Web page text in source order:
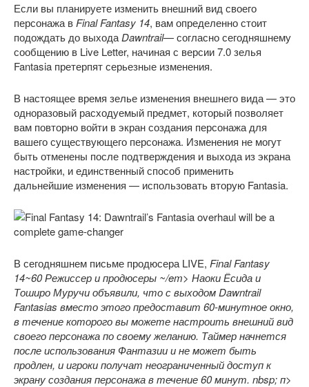
Если вы планируете изменить внешний вид своего
персонажа в Final Fantasy 14, вам определенно стоит
подождать до выхода Dawntrail— согласно сегодняшнему
сообщению в Live Letter, начиная с версии 7.0 зелья
Fantasia претерпят серьезные изменения.
В настоящее время зелье изменения внешнего вида — это
одноразовый расходуемый предмет, который позволяет
вам повторно войти в экран создания персонажа для
вашего существующего персонажа. Изменения не могут
быть отменены после подтверждения и выхода из экрана
настройки, и единственный способ применить
дальнейшие изменения — использовать вторую Fantasia.
В сегодняшнем письме продюсера LIVE, Final Fantasy
14~60 Режиссер и продюсеры ~/em> Наоки Ёсида и
Тоширо Муручи объявили, что с выходом Dawntrail
Fantasias вместо этого предоставит 60-минутное окно,
в течение которого вы можете настроить внешний вид
своего персонажа по своему желанию. Таймер начнется
после использования Фантазии и не может быть
продлен, и игроки получат неограниченный доступк
экрану создания персонажа в течение 60 минут. nbsp; п>